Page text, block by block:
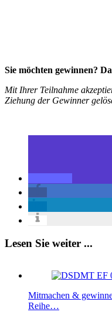
Sie möchten gewinnen?
Mit Ihrer Teilnahme
Ziehung der Gewinner
Lesen Sie weiter ...
Mitmachen &
Reihe…